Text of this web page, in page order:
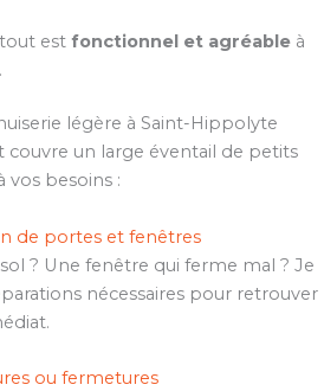
est fonctionnel et agréableà
légère à Saint-Hippolyte
un large éventail de petits
vos besoins :
de portes et fenêtres
? Une fenêtre qui ferme mal ? Je
nécessaires pour retrouver
ou fermetures